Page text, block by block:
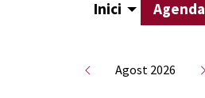
Inici Agenda
Agost 2026